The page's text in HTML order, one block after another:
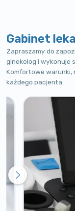
Gabinet
Zapraszamy do
ginekolog i wykonuje
Komfortowe warunki,
każdego pacjenta.